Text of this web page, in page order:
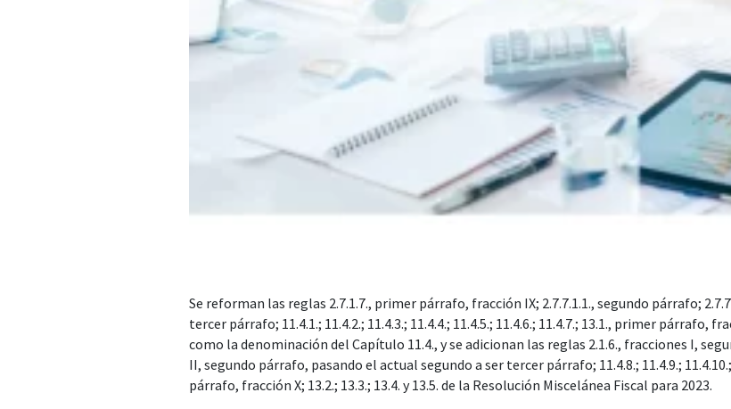
Se reforman las reglas 2.7.1.7., primer párrafo, fracción IX; 2.7.7.1.1., segundo párrafo;
tercer párrafo; 11.4.1.; 11.4.2.; 11.4.3.; 11.4.4.; 11.4.5.; 11.4.6.; 11.4.7.; 13.1., primer párrafo,
como la denominación del Capítulo 11.4., y se adicionan las reglas 2.1.6., fracciones I,
II, segundo párrafo, pasando el actual segundo a ser tercer párrafo; 11.4.8.; 11.4.9.;
párrafo, fracción X; 13.2.; 13.3.; 13.4. y 13.5. de la Resolución Miscelánea Fiscal para 2023.